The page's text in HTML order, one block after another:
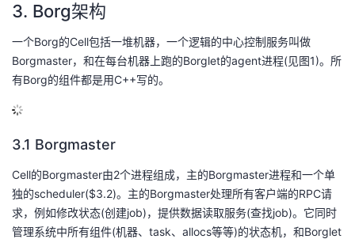
页
开
发
者
我
的
我
的
发
者
学
我
Programs
的
支
持
3. Borg架构
一个Borg的Cell包括一堆机器，一个逻辑的中心控制服务叫做
Borgmaster，和在每台机器上跑的Borglet的agent进程(见图1)。所
有Borg的组件都是用C++写的。
3.1 Borgmaster
Cell的Borgmaster由2个进程组成，主的Borgmaster进程和一个单
独的scheduler($3.2)。主的Borgmaster处理所有客户端的RPC请
求，例如修改状态(创建job)，提供数据读取服务(查找job)。它同时
管理系统中所有组件(机器、task、allocs等等)的状态机，和Borglet